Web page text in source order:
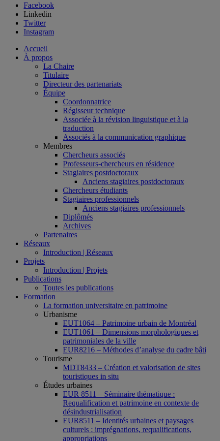
Facebook
Linkedin
Twitter
Instagram
Accueil
À propos
La Chaire
Titulaire
Directeur des partenariats
Équipe
Coordonnatrice
Régisseur technique
Associée à la révision linguistique et à la
traduction
Associés à la communication graphique
Membres
Chercheurs associés
Professeurs-chercheurs en résidence
Stagiaires postdoctoraux
Anciens stagiaires postdoctoraux
Chercheurs étudiants
Stagiaires professionnels
Anciens stagiaires professionnels
Diplômés
Archives
Partenaires
Réseaux
Introduction | Réseaux
Projets
Introduction | Projets
Publications
Toutes les publications
Formation
La formation universitaire en patrimoine
Urbanisme
EUT1064 – Patrimoine urbain de Montréal
EUT1061 – Dimensions morphologiques et
patrimoniales de la ville
EUR8216 – Méthodes d’analyse du cadre bâti
Tourisme
MDT8433 – Création et valorisation de sites
touristiques in situ
Études urbaines
EUR 8511 – Séminaire thématique :
Requalification et patrimoine en contexte de
désindustrialisation
EUR8511 – Identités urbaines et paysages
culturels : imprégnations, requalifications,
appropriations